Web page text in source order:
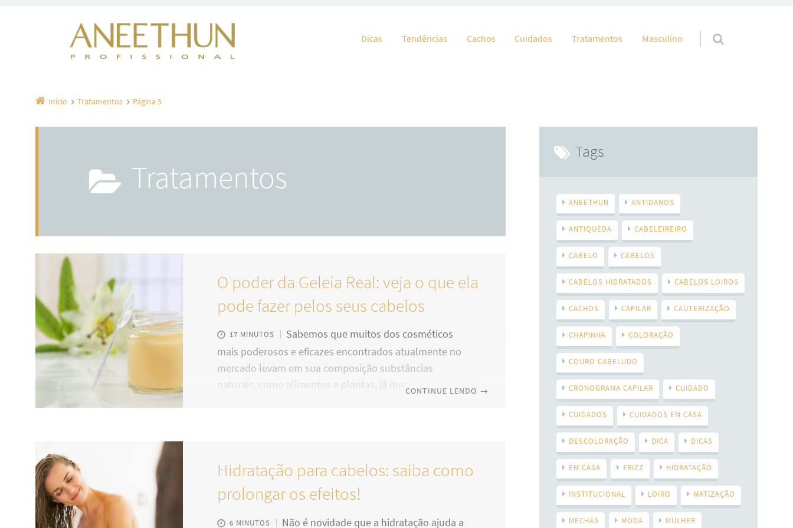
Pular para o conteúdo
Dicas Tendências Cachos Cuidados Tratamentos Masculino
Início Tratamentos Página 5
Tratamentos
O poder da Geleia Real: veja o que ela
pode fazer pelos seus cabelos
17 MINUTOS
Sabemos que muitos dos cosméticos
mais poderosos e eficazes encontrados atualmente no
mercado levam em sua composição substâncias
naturais, como alimentos e plantas, já que muitos deles
destacado por conter uma combinação excepcional de
nutrientes e elementos essenciais para a saúde e para a
revitalização dos
CONTINUE LENDO →
Hidratação para cabelos: saiba como
prolongar os efeitos!
6 MINUTOS
Não é novidade que a hidratação ajuda a
Tags
ANEETHUN ANTIDANOS
ANTIQUEDA CABELEIREIRO
CABELO CABELOS
CABELOS HIDRATADOS CABELOS LOIROS
CACHOS CAPILAR CAUTERIZAÇÃO
CHAPINHA COLORAÇÃO
COURO CABELUDO
CRONOGRAMA CAPILAR CUIDADO
CUIDADOS CUIDADOS EM CASA
DESCOLORAÇÃO DICA DICAS
EM CASA FRIZZ HIDRATAÇÃO
INSTITUCIONAL LOIRO MATIZAÇÃO
MECHAS MODA MULHER